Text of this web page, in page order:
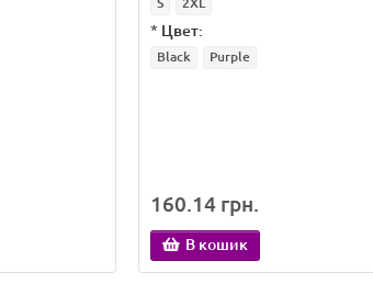
* Цвет:
Black Purple
160.14 грн.
В кошик